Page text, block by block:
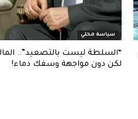
سياسة محلي
“السلطة ليست بالتصعيد”..
لكن دون مواجهة وسفك دماء!